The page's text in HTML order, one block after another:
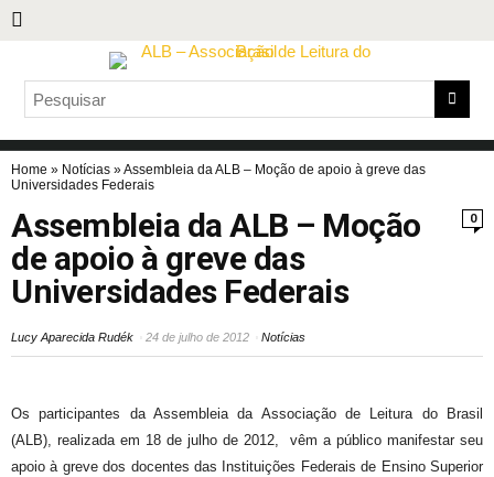
Home » Notícias »Assembleia da ALB – Moção de apoio à greve das
Universidades Federais
0
Assembleia da ALB – Moção
de apoio à greve das
Universidades Federais
Lucy Aparecida Rudék 24 de julho de 2012 Notícias
Os participantes da Assembleia da Associação de Leitura do Brasil
(ALB), realizada em 18 de julho de 2012, vêm a público manifestar seu
apoio à greve dos docentes das Instituições Federais de Ensino Superior